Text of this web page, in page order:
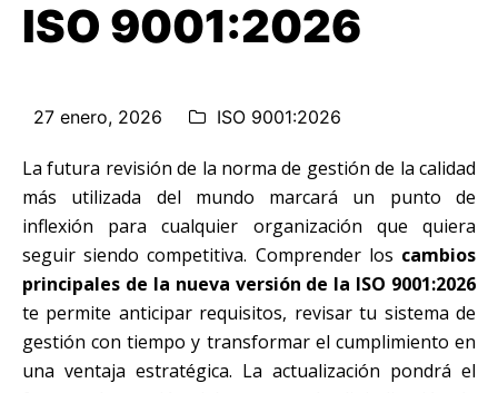
ISO 9001:2026
27 enero, 2026 ISO 9001:2026
La futura revisión de la norma de gestión de la calidad
más utilizada del mundo marcará un punto de
inflexión para cualquier organización que quiera
seguir siendo competitiva. Comprender los cambios
principales de la nueva versión de la ISO 9001:2026
te permite anticipar requisitos, revisar tu sistema de
gestión con tiempo y transformar el cumplimiento en
una ventaja estratégica. La actualización pondrá el